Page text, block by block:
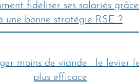
fidéliser ses salariés grâce
une bonne stratégie RSE ?
moins de viande : le levier
plus efficace